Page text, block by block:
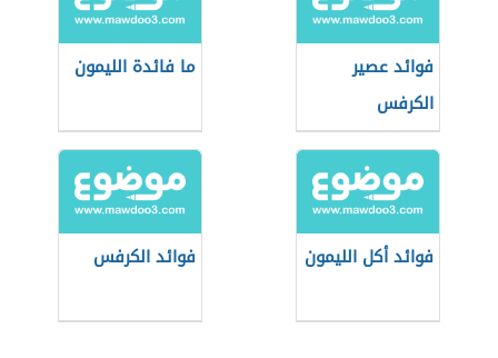
فوائد عصير
الكرفس
ما فائدة الليمون
فوائد أكل الليمون فوائد الكرفس